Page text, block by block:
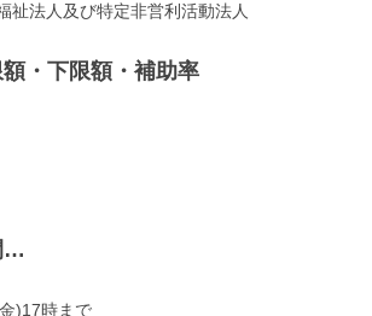
祉法人及び特定非営利活動法人
・下限額・補助率
…
)17時まで